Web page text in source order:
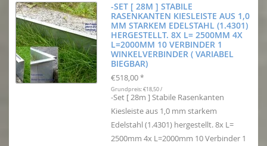
-SET [ 28M ] STABILE
RASENKANTEN KIESLEISTE AUS 1,0
MM STARKEM EDELSTAHL (1.4301)
HERGESTELLT. 8X L= 2500MM 4X
L=2000MM 10 VERBINDER 1
WINKELVERBINDER ( VARIABEL
BIEGBAR)
€518,00 *
Grundpreis: €18,50 /
-Set [ 28m ] Stabile Rasenkanten
Kiesleiste aus 1,0 mm starkem
Edelstahl (1.4301) hergestellt. 8x L=
2500mm 4x L=2000mm 10 Verbinder 1